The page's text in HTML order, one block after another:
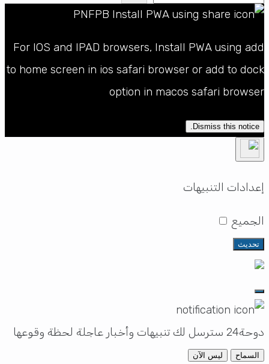
For IOS and IPAD browsers, Install PWA using add
to home screen in ios safari browser or add to dock
option in macos safari browser
Dismiss this notice.
إعدادات التنبيهات
الجميع
تحديث
دوحة24 سترسل لك تنبيهات وأخبار عاجلة لحظة وقوعها
السماح ليس الآن